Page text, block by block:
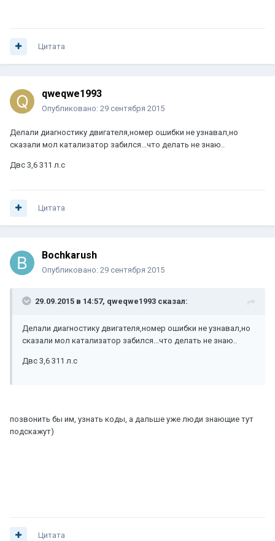
Цитата
qweqwe1993
Опубликовано: 29 сентября 2015
Делали диагностику двигателя,номер ошибки не узнавал,но
сказали мол катализатор забился...что делать не знаю..
Двс 3,6 311 л.с
Цитата
Bochkarush
Опубликовано: 29 сентября 2015
29.09.2015 в 14:57, qweqwe1993 сказал:
Делали диагностику двигателя,номер ошибки не узнавал,но
сказали мол катализатор забился...что делать не знаю..
Двс 3,6 311 л.с
позвонить бы им, узнать коды, а дальше уже люди знающие тут
подскажут)
Цитата